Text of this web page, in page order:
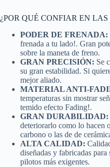
¿POR QUÉ CONFIAR EN
PODER DE FRENADA:
frenada a tu lado!. Gran
sobre la maneta de freno.
GRAN PRECISIÓN: Se
su gran estabilidad. Si
mejor aliado.
MATERIAL ANTI-
temperaturas sin mostrar
temido efecto Fading!.
GRAN DURABILIDAD:
deteriorarlo como lo hacen
carbono o las de de
ALTA CALIDAD:
diseñadas y fabricadas
pilotos más exigentes.